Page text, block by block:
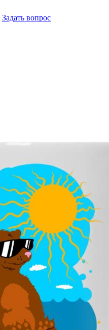
Задать вопрос